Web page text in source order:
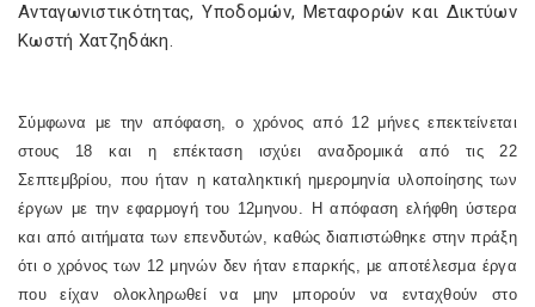
Ανταγωνιστικότητας, Υποδομών, Μεταφορών και Δικτύων
Κωστή Χατζηδάκη.
Σύμφωνα με την απόφαση, ο χρόνος από 12 μήνες επεκτείνεται
στους 18 και η επέκταση ισχύει αναδρομικά από τις 22
Σεπτεμβρίου, που ήταν η καταληκτική ημερομηνία υλοποίησης των
έργων με την εφαρμογή του 12μηνου. Η απόφαση ελήφθη ύστερα
και από αιτήματα των επενδυτών, καθώς διαπιστώθηκε στην πράξη
ότι ο χρόνος των 12 μηνών δεν ήταν επαρκής, με αποτέλεσμα έργα
που είχαν ολοκληρωθεί να μην μπορούν να ενταχθούν στο